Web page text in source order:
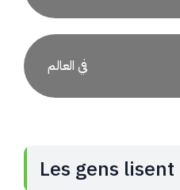
في العالم
Les gens lisent